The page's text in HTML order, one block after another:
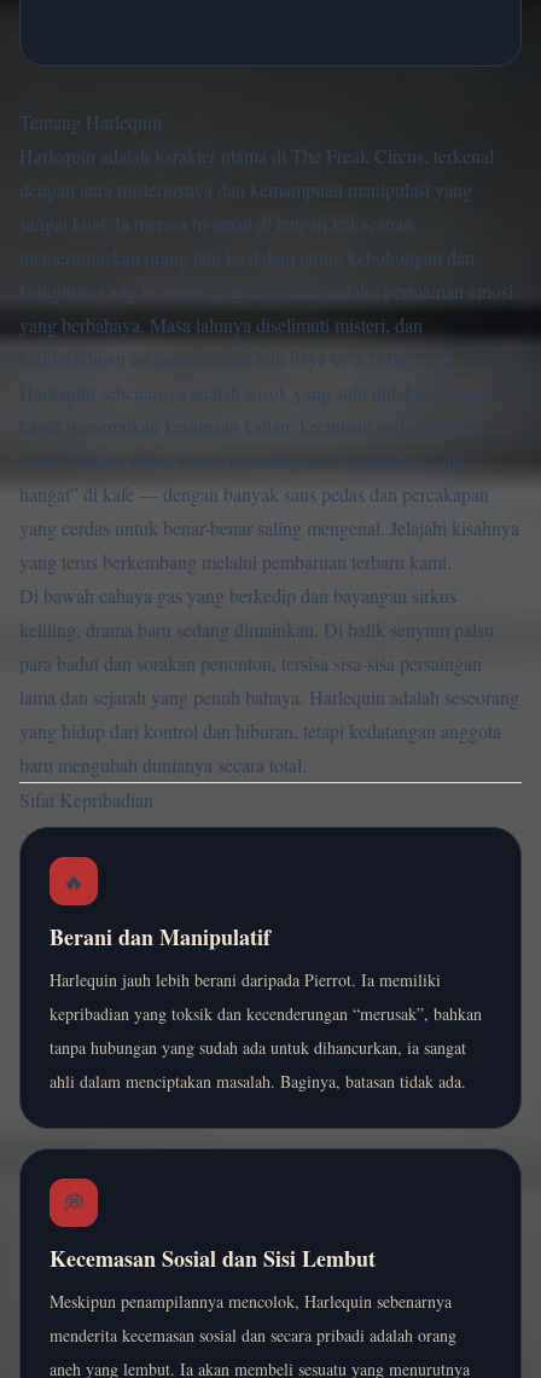
Tentang Harlequin
Harlequin adalah karakter utama di The Freak Circus, terkenal
dengan aura misteriusnya dan kemampuan manipulasi yang
sangat kuat. Ia merasa nyaman di tengah kekacauan,
menjerumuskan orang lain ke dalam jaring kebohongan dan
keinginan yang ia susun dengan cermat melalui permainan emosi
yang berbahaya. Masa lalunya diselimuti misteri, dan
ketidaktahuan ini justru menambah daya tarik bahayanya.
pedas. Secara alami, kalian pun menjalani “kompetisi yang
hangat” di kafe — dengan banyak saus pedas dan percakapan
yang cerdas untuk benar-benar saling mengenal. Jelajahi kisahnya
yang terus berkembang melalui pembaruan terbaru kami.
Di bawah cahaya gas yang berkedip dan bayangan sirkus
keliling, drama baru sedang dimainkan. Di balik senyum palsu
para badut dan sorakan penonton, tersisa sisa-sisa persaingan
lama dan sejarah yang penuh bahaya. Harlequin adalah seseorang
yang hidup dari kontrol dan hiburan, tetapi kedatangan anggota
baru mengubah dunianya secara total.
Sifat Kepribadian
🔥
Berani dan Manipulatif
Harlequin jauh lebih berani daripada Pierrot. Ia memiliki
kepribadian yang toksik dan kecenderungan “merusak”, bahkan
tanpa hubungan yang sudah ada untuk dihancurkan, ia sangat
ahli dalam menciptakan masalah. Baginya, batasan tidak ada.
💭
Kecemasan Sosial dan Sisi Lembut
Meskipun penampilannya mencolok, Harlequin sebenarnya
menderita kecemasan sosial dan secara pribadi adalah orang
aneh yang lembut. Ia akan membeli sesuatu yang menurutnya